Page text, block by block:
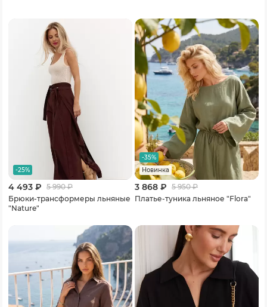
-25%
4 493 ₽ 5 990₽
Брюки-трансформеры льняные
"Nature"
-35%
Новинка
3 868 ₽ 5 950₽
Платье-туника льняное "Flora"